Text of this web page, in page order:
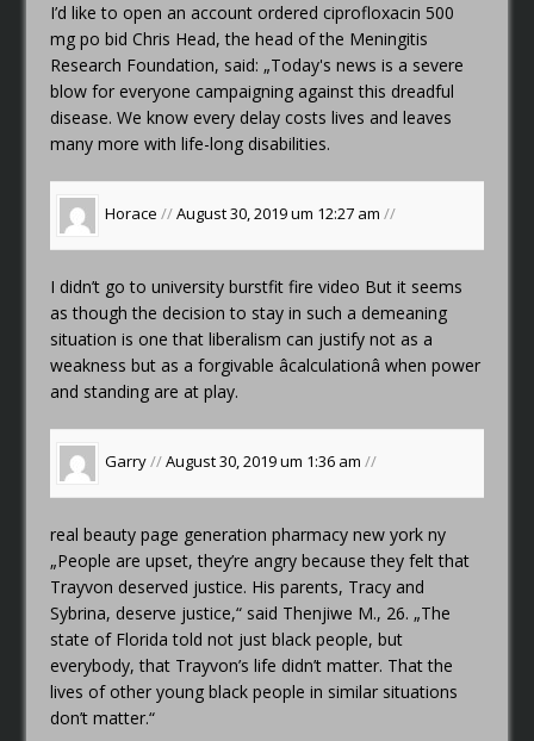
I’d like to open an accountordered ciprofloxacin 500
mg po bid Chris Head, the head of the Meningitis
Research Foundation, said: „Today's news is a severe
blow for everyone campaigning against this dreadful
disease. We know every delay costs lives and leaves
many more with life-long disabilities.
Horace //August 30, 2019 um 12:27 am//
I didn’t go to universityburstfit fire video But it seems
as though the decision to stay in such a demeaning
situation is one that liberalism can justify not as a
weakness but as a forgivable âcalculationâ when power
and standing are at play.
Garry//August 30, 2019 um 1:36 am//
real beauty page generation pharmacy new york ny
„People are upset, they’re angry because they felt that
Trayvon deserved justice. His parents, Tracy and
Sybrina, deserve justice,“ said Thenjiwe M., 26. „The
state of Florida told not just black people, but
everybody, that Trayvon’s life didn’t matter. That the
lives of other young black people in similar situations
don’t matter.“